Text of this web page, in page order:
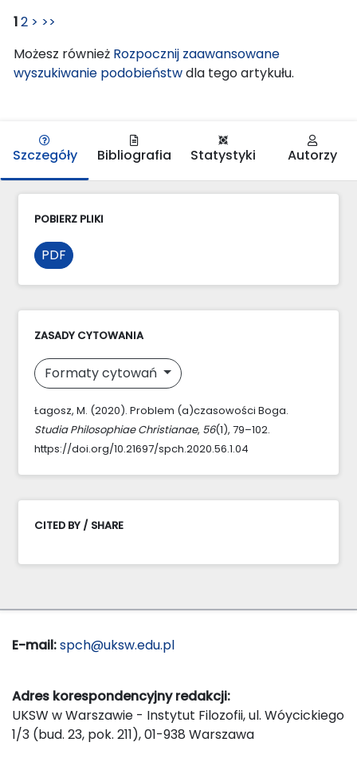
12 > >>
Możesz również Rozpocznij zaawansowane
wyszukiwanie podobieństwdla tego artykułu.
Szczegóły Bibliografia Statystyki Autorzy
POBIERZ PLIKI
PDF
ZASADY CYTOWANIA
Formaty cytowań
Łagosz, M. (2020). Problem (a)czasowości Boga.
Studia Philosophiae Christianae, 56(1), 79–102.
https://doi.org/10.21697/spch.2020.56.1.04
CITED BY / SHARE
E-mail:spch@uksw.edu.pl
Adres korespondencyjny redakcji:
UKSW w Warszawie - Instytut Filozofii, ul. Wóycickiego
1/3 (bud. 23, pok. 211), 01-938 Warszawa